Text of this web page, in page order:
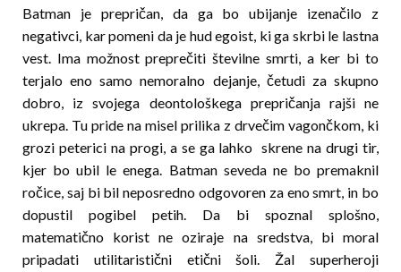
Batman je prepričan, da ga bo ubijanje izenačilo z
negativci, kar pomeni da je hud egoist, ki ga skrbi le last­na
vest. Ima možnost preprečiti številne smrti, a ker bi to
terjalo eno samo nemoralno dejanje, četudi za skupno
dobro, iz svojega deontološkega prepričanja rajši ne
ukrepa. Tu pride na misel prilika z drvečim vagončkom, ki
grozi peterici na progi, a se ga lahko skrene na drugi tir,
kjer bo ubil le enega. Batman seveda ne bo premaknil
ročice, saj bi bil neposredno odgovoren za eno smrt, in bo
dopustil pogibel petih. Da bi spoznal splošno,
matematično korist ne oziraje na sredstva, bi moral
pripadati utilitaristični etični šoli. Žal superheroji